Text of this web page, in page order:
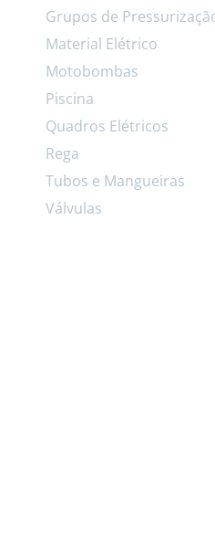
Grupos de
Material Elétrico
Motobombas
Piscina
Quadros Elétricos
Rega
Tubos e Mangueiras
Válvulas